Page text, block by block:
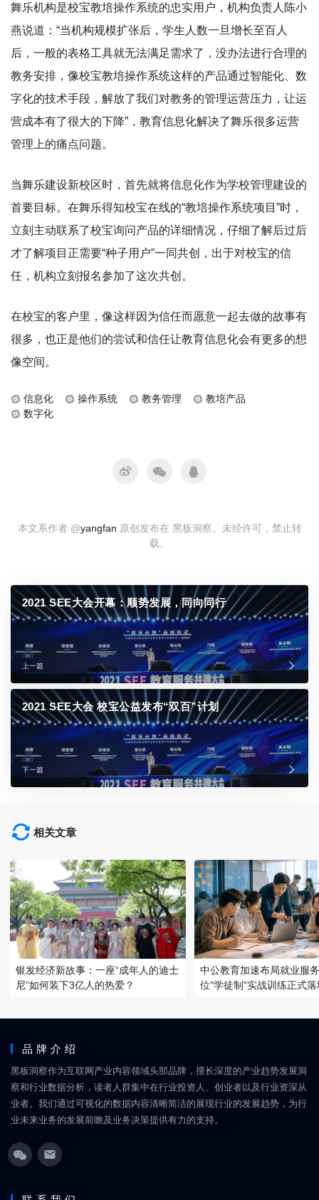
舞乐机构是校宝教培操作系统的忠实用户，机构负责人陈小
燕说道：“当机构规模扩张后，学生人数一旦增长至百人
后，一般的表格工具就无法满足需求了，没办法进行合理的
教务安排，像校宝教培操作系统这样的产品通过智能化、数
字化的技术手段，解放了我们对教务的管理运营压力，让运
营成本有了很大的下降”，教育信息化解决了舞乐很多运营
管理上的痛点问题。
当舞乐建设新校区时，首先就将信息化作为学校管理建设的
首要目标。在舞乐得知校宝在线的“教培操作系统项目”时，
立刻主动联系了校宝询问产品的详细情况，仔细了解后过后
才了解项目正需要“种子用户”一同共创，出于对校宝的信
任，机构立刻报名参加了这次共创。
在校宝的客户里，像这样因为信任而愿意一起去做的故事有
很多，也正是他们的尝试和信任让教育信息化会有更多的想
像空间。
信息化 操作系统 教务管理
教培产品
数字化
本文系作者 @yangfan 原创发布在 黑板洞察。未经许可，禁止转
载。
2021 SEE大会开幕：顺势发展，同向同行
上一篇
2021 SEE大会 校宝公益发布“双百”计划
下一篇
相关文章
银发经济新故事：一座“成年人的迪士
尼”如何装下3亿人的热爱？
中公教育加速布局就业服
位"学徒制"实战训练正式落
品牌介绍
黑板洞察作为互联网产业内容领域头部品牌，擅长深度的产业趋势发展洞
察和行业数据分析，读者人群集中在行业投资人、创业者以及行业资深从
业者。我们通过可视化的数据内容清晰简洁的展现行业的发展趋势，为行
业未来业务的发展前瞻及业务决策提供有力的支持。